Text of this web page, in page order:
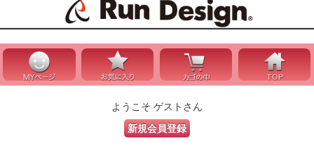
ようこそ ゲストさん
新規会員登録